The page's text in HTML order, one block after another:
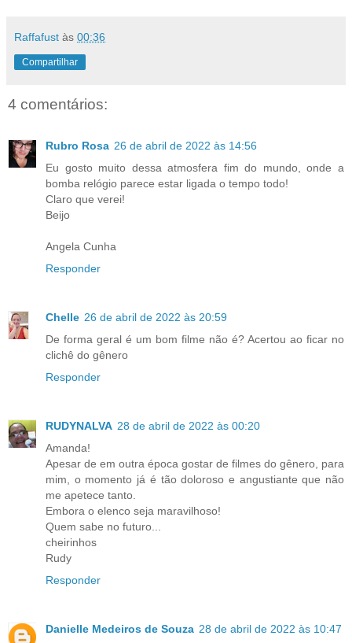
Raffafust às 00:36
Compartilhar
4 comentários:
Rubro Rosa 26 de abril de 2022 às 14:56
Eu gosto muito dessa atmosfera fim do mundo, onde a
bomba relógio parece estar ligada o tempo todo!
Claro que verei!
Beijo
Angela Cunha
Responder
Chelle 26 de abril de 2022 às 20:59
De forma geral é um bom filme não é? Acertou ao ficar no
clichê do gênero
Responder
RUDYNALVA 28 de abril de 2022 às 00:20
Amanda!
Apesar de em outra época gostar de filmes do gênero, para
mim, o momento já é tão doloroso e angustiante que não
me apetece tanto.
Embora o elenco seja maravilhoso!
Quem sabe no futuro...
cheirinhos
Rudy
Responder
Danielle Medeiros de Souza 28 de abril de 2022 às 10:47